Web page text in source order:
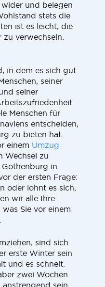
und belegen
stets die
ist es leicht, die
verwechseln.
in dem es sich gut
seiner
seiner
Menschen für
entscheiden,
zu bieten hat.
einem Umzug
Wechsel zu
Gothenburg in
der ersten Frage:
oder lohnt es sich,
wir alle Ihre
Sie vor einem
sind sich
erste Winter sein
und es schneit.
zwei Wochen
sein.